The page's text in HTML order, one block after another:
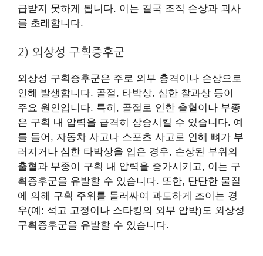
급받지 못하게 됩니다. 이는 결국 조직 손상과 괴사
를 초래합니다.
2) 외상성 구획증후군
외상성 구획증후군은 주로 외부 충격이나 손상으로
인해 발생합니다. 골절, 타박상, 심한 찰과상 등이
주요 원인입니다. 특히, 골절로 인한 출혈이나 부종
은 구획 내 압력을 급격히 상승시킬 수 있습니다. 예
를 들어, 자동차 사고나 스포츠 사고로 인해 뼈가 부
러지거나 심한 타박상을 입은 경우, 손상된 부위의
출혈과 부종이 구획 내 압력을 증가시키고, 이는 구
획증후군을 유발할 수 있습니다. 또한, 단단한 물질
에 의해 구획 주위를 둘러싸여 과도하게 조이는 경
우(예: 석고 고정이나 스타킹의 외부 압박)도 외상성
구획증후군을 유발할 수 있습니다.